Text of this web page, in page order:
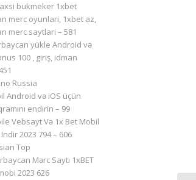
bukmeker 1xbet
merc oyunlari, 1xbet az,
merc saytlari – 581
yükle Android və
100 , giriş, idman
Russia
Android və iOS üçün
endirin – 99
Vebsayt Və 1x Bet Mobil
2023 794 – 606
Top
Mərc Saytı 1xBET
2023 626